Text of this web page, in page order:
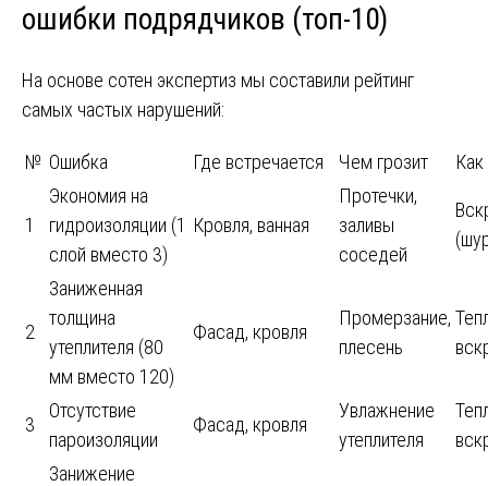
ошибки подрядчиков (топ-10)
На основе сотен экспертиз мы составили рейтинг
самых частых нарушений:
№ Ошибка Где встречается Чем грозит
1
Экономия на
гидроизоляции (1
слой вместо 3)
Кровля, ванная
Протечки,
заливы
соседей
2
Заниженная
толщина
утеплителя (80
мм вместо 120)
Фасад, кровля
Промерзание,
плесень
3
Отсутствие
пароизоляции
Фасад, кровля
Увлажнение
утеплителя
Занижение